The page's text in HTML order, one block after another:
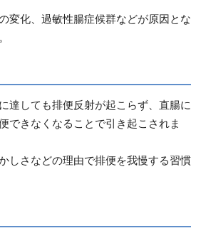
変化、過敏性腸症候群などが原因とな
達しても排便反射が起こらず、直腸に
できなくなることで引き起こされま
しさなどの理由で排便を我慢する習慣